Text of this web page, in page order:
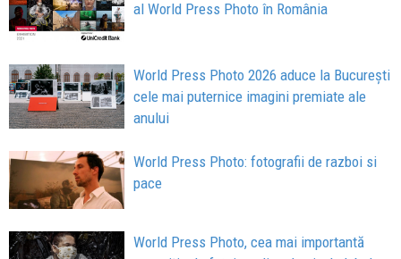
al World Press Photo în România
World Press Photo 2026 aduce la București
cele mai puternice imagini premiate ale
anului
World Press Photo: fotografii de razboi si
pace
World Press Photo, cea mai importantă